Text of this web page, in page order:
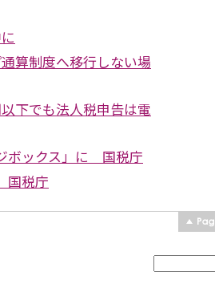
算制度へ移行しない場
下でも法人税申告は電
ボックス」に 国税庁
国税庁